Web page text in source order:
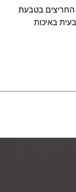
החריצים בטבעת
באיכות